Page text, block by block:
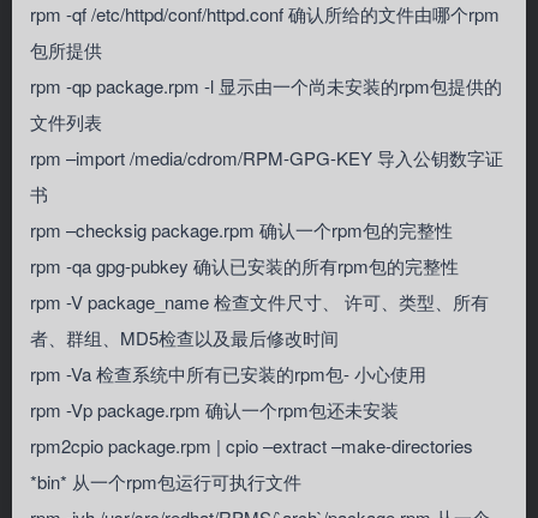
rpm -qf /etc/httpd/conf/httpd.conf 确认所给的文件由哪个rpm
包所提供
rpm -qp package.rpm -l 显示由一个尚未安装的rpm包提供的
文件列表
rpm –import /media/cdrom/RPM-GPG-KEY 导入公钥数字证
书
rpm –checksig package.rpm 确认一个rpm包的完整性
rpm -qa gpg-pubkey 确认已安装的所有rpm包的完整性
rpm -V package_name 检查文件尺寸、 许可、类型、所有
者、群组、MD5检查以及最后修改时间
rpm -Va 检查系统中所有已安装的rpm包- 小心使用
rpm -Vp package.rpm 确认一个rpm包还未安装
rpm2cpio package.rpm | cpio –extract –make-directories
*bin* 从一个rpm包运行可执行文件